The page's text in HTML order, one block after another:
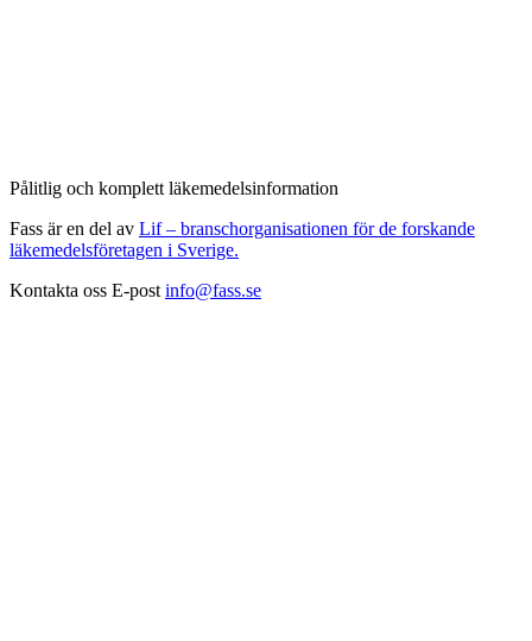
Pålitlig och komplett läkemedelsinformation
Fass är en del av Lif – branschorganisationen för de forskande
läkemedelsföretagen i Sverige.
Kontakta oss E-post info@fass.se